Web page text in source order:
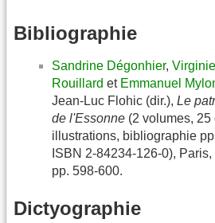
Bibliographie
Sandrine Dégonhier,
Rouillard et Emmanuel
Jean-Luc Flohic (dir.), Le
de l'Essonne (2 volumes, 25
illustrations, bibliographie
ISBN 2-84234-126-0),
pp. 598-600.
Dictyographie